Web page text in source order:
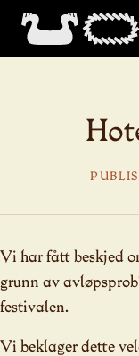
Vi har fått beskjed
grunn av
festivalen.
Vi beklager dette